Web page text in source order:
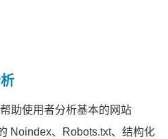
助使用者分析基本的网站
Noindex、Robots.txt、结构化